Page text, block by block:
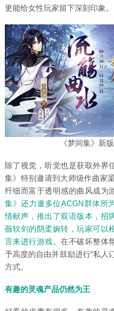
更能给女性玩家留下深刻印象。
《梦间集》新
除了视觉，听觉也是获取外界
集》特别邀请到大师级作曲家
纤细而富于透明感的曲风成为
集》还力邀多位ACGN群体所
情献声，推出了双语版本，招
薇软剑的阴柔婉转，玩家可以
言来进行游戏。在不破坏整体
予高度的自由并鼓励进行“私人
方式。
有趣的灵魂产品仍然为王